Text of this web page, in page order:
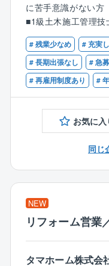
■土木工事の施工管理
*安全管理（作業者
*品質管理（設計と
*工程管理（工事
案件内容：発電関連
関西電力が保持する
なります。
調査診断もお任せ
試験を行なっていま
【同社について】
同社は、関西電力グ
これら3分野が連携
に苦手意識がない方
■1級土木施工管理
■土木施工管理業務
# 残業少なめ # 充実
# 長期出張なし
# 急募
# 再雇用制度あり
#
お気に入
同じ
NEW
リフォーム営業
タマホーム株式会